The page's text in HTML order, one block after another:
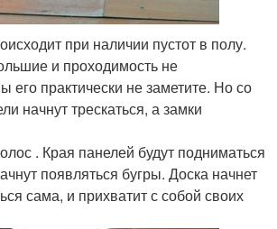
при наличии пустот в полу.
и проходимость не
его практически не заметите. Но со
начнут трескаться, а замки
. Края панелей будут подниматься
появляться бугры. Доска начнет
сама, и прихватит с собой своих